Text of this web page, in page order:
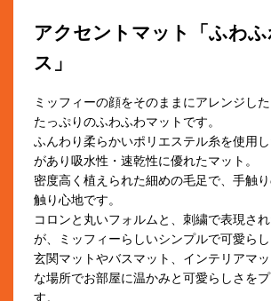
アクセントマット「ふわ
ス」
ミッフィーの顔をそのままにアレンジし
たっぷりのふわふわマットです。
ふんわり柔らかいポリエステル糸を使用
があり吸水性・速乾性に優れたマット。
密度高く植えられた細めの毛足で、手触
触り心地です。
コロンと丸いフォルムと、刺繍で表現さ
が、ミッフィーらしいシンプルで可愛らし
玄関マットやバスマット、インテリアマ
な場所でお部屋に温かみと可愛らしさを
す。